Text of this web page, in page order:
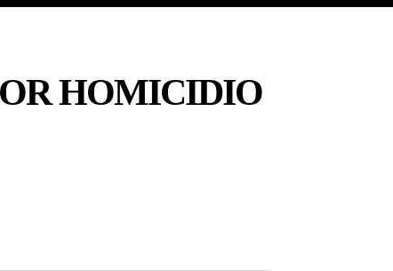
HOMICIDIO